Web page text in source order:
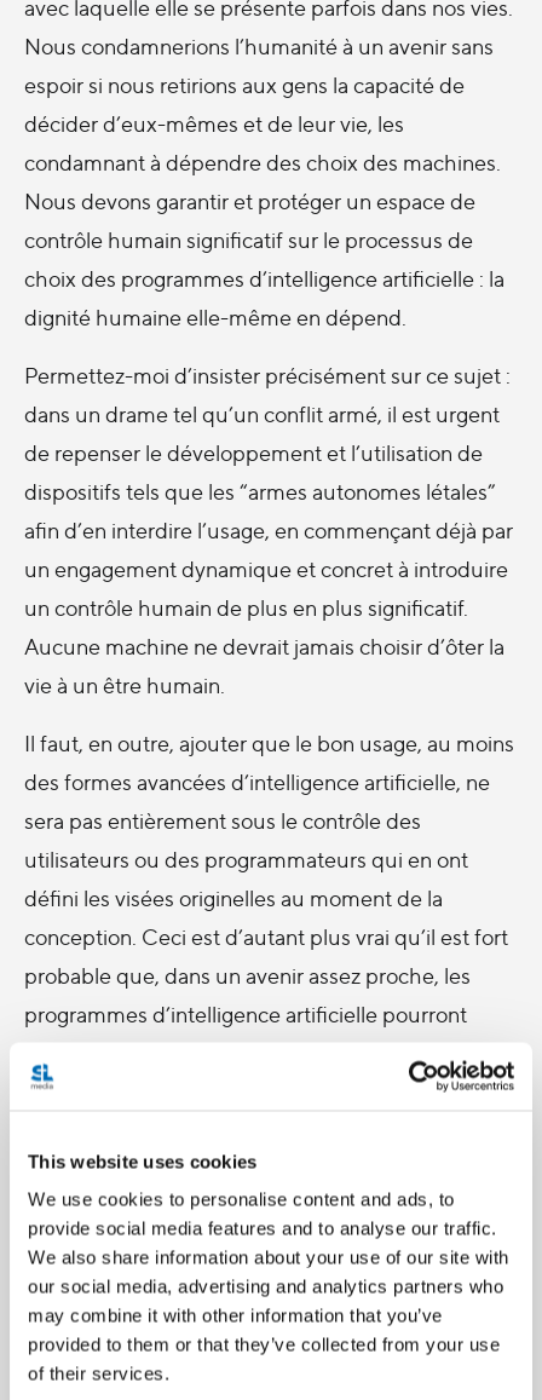
This website uses cookies
We use cookies to personalise content and ads, to
provide social media features and to analyse our traffic.
We also share information about your use of our site with
our social media, advertising and analytics partners who
may combine it with other information that you’ve
provided to them or that they’ve collected from your use
of their services.
avec laquelle elle se présente parfois dans nos vies.
Nous condamnerions l’humanité à un avenir sans
espoir si nous retirions aux gens la capacité de
décider d’eux-mêmes et de leur vie, les
condamnant à dépendre des choix des machines.
Nous devons garantir et protéger un espace de
contrôle humain significatif sur le processus de
choix des programmes d’intelligence artificielle : la
dignité humaine elle-même en dépend.
Permettez-moi d’insister précisément sur ce sujet :
dans un drame tel qu’un conflit armé, il est urgent
de repenser le développement et l’utilisation de
dispositifs tels que les “armes autonomes létales”
afin d’en interdire l’usage, en commençant déjà par
un engagement dynamique et concret à introduire
un contrôle humain de plus en plus significatif.
Aucune machine ne devrait jamais choisir d’ôter la
vie à un être humain.
Il faut, en outre, ajouter que le bon usage, au moins
des formes avancées d’intelligence artificielle, ne
sera pas entièrement sous le contrôle des
utilisateurs ou des programmateurs qui en ont
défini les visées originelles au moment de la
conception. Ceci est d’autant plus vrai qu’il est fort
probable que, dans un avenir assez proche, les
programmes d’intelligence artificielle pourront
d’améliorer leurs
. Et si, dans le passé,
vu leur existence modifiée par eux – le couteau
leur a permis de survivre au froid mais aussi de
développer l’art de la guerre –, maintenant que les
hommes ont façonné un outil complexe, ils verront
celui-ci modifier encore davantage leur
existence
[8]